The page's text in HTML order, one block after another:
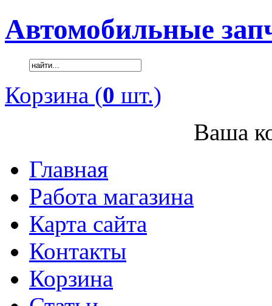
Автомобильные
Корзина (0 шт.)
Ваша
Главная
Работа магазина
Карта сайта
Контакты
Корзина